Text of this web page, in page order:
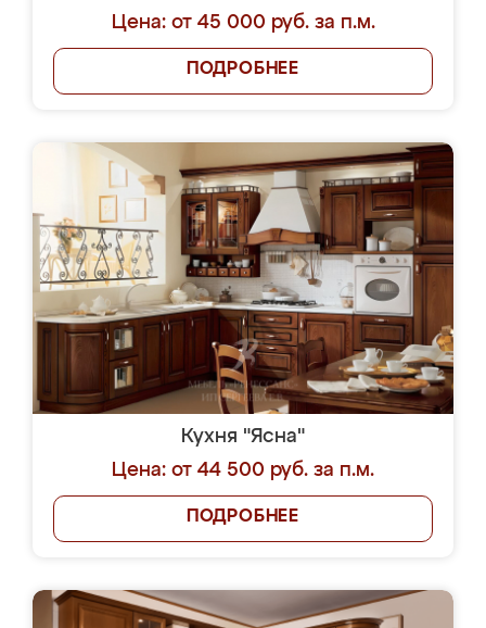
Цена: от 45 000 руб. за п.м.
ПОДРОБНЕЕ
Кухня "Ясна"
Цена: от 44 500 руб. за п.м.
ПОДРОБНЕЕ